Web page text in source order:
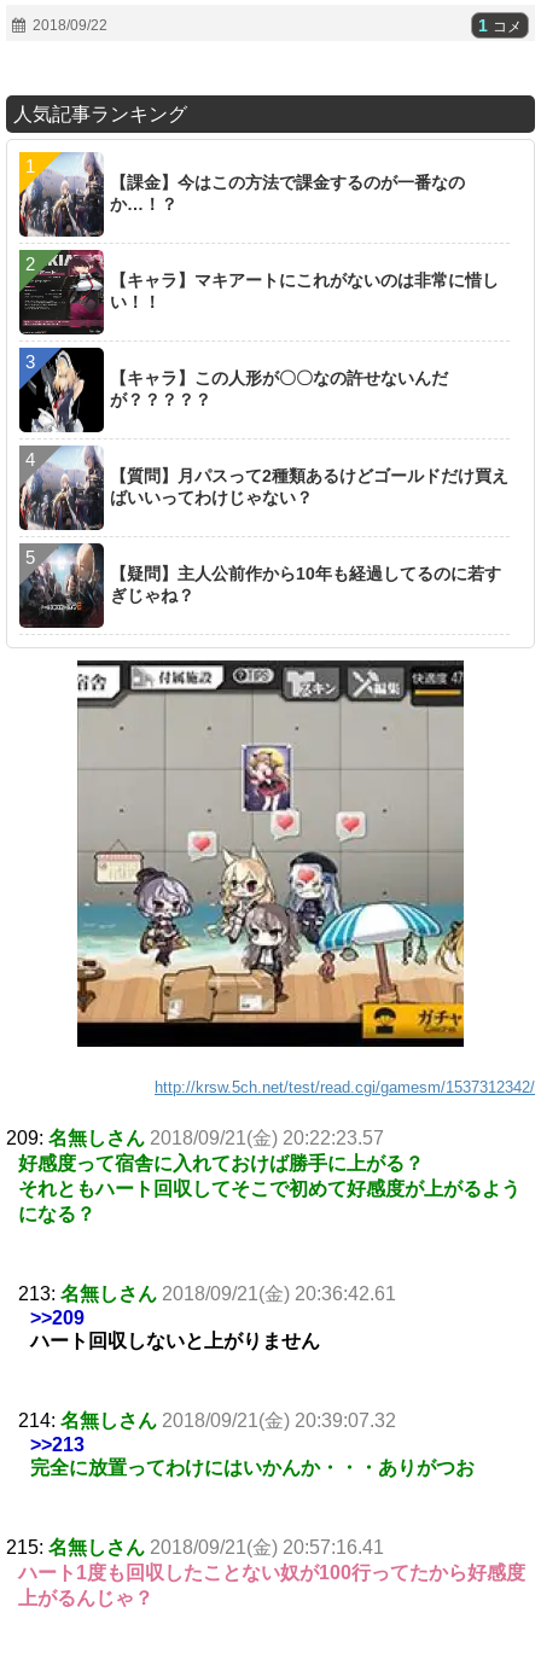
2018/09/22 1 コメ
人気記事ランキング
【課金】今はこの方法で課金するのが一番なの
か…！？
【キャラ】マキアートにこれがないのは非常に惜し
い！！
【キャラ】この人形が〇〇なの許せないんだ
が？？？？？
【質問】月パスって2種類あるけどゴールドだけ買え
ばいいってわけじゃない？
【疑問】主人公前作から10年も経過してるのに若す
ぎじゃね？
http://krsw.5ch.net/test/read.cgi/gamesm/1537312342/
209: 名無しさん 2018/09/21(金) 20:22:23.57
好感度って宿舎に入れておけば勝手に上がる？
それともハート回収してそこで初めて好感度が上がるよう
になる？
213: 名無しさん 2018/09/21(金) 20:36:42.61
>>209
ハート回収しないと上がりません
214: 名無しさん 2018/09/21(金) 20:39:07.32
>>213
完全に放置ってわけにはいかんか・・・ありがつお
215: 名無しさん 2018/09/21(金) 20:57:16.41
ハート1度も回収したことない奴が100行ってたから好感度
上がるんじゃ？